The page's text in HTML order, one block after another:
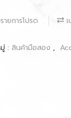
ายการโปรด
: สินค้ามือสอง ,